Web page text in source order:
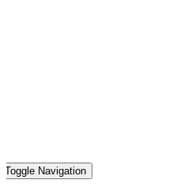
Toggle Navigation